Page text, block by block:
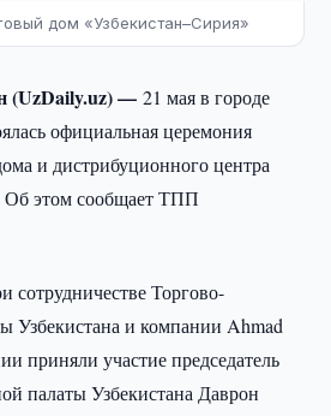
дом «Узбекистан–Сирия»
(UzDaily.uz) —21 мая в городе
официальная церемония
и дистрибуционного центра
Об этом сообщает ТПП
сотрудничестве Торгово-
Узбекистана и компании Ahmad
приняли участие председатель
палаты Узбекистана Даврон